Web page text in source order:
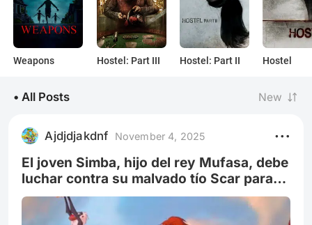
Weapons Hostel: Part III Hostel: Part II Hostel
• All Posts New
Ajdjdjakdnf November 4, 2025
El joven Simba, hijo del rey Mufasa, debe
luchar contra su malvado tío Scar para
ocupar el trono que dejó su padre asesi